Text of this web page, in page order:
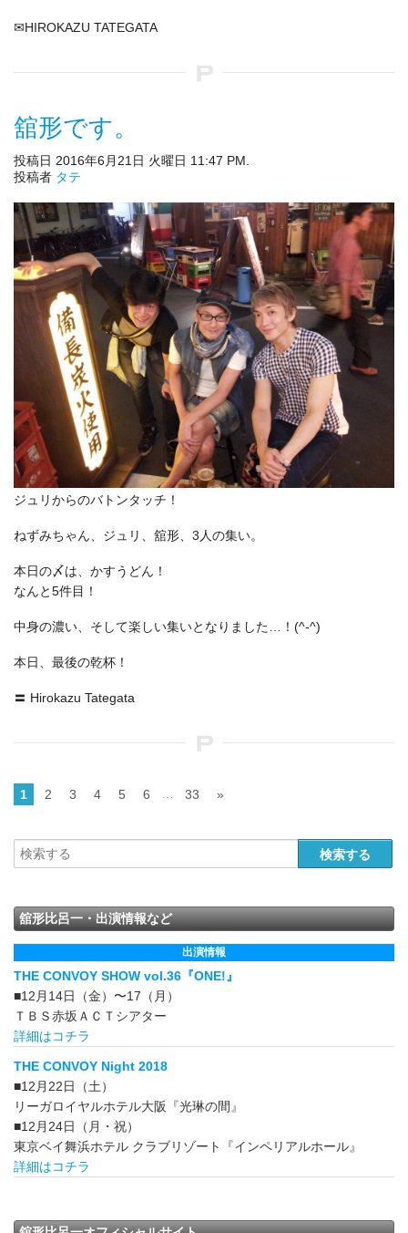
✉HIROKAZU TATEGATA
舘形です。
投稿日 2016年6月21日 火曜日 11:47 PM.
投稿者 タテ
ジュリからのバトンタッチ！
ねずみちゃん、ジュリ、舘形、3人の集い。
本日の〆は、かすうどん！
なんと5件目！
中身の濃い、そして楽しい集いとなりました…！(^-^)
本日、最後の乾杯！
〓 Hirokazu Tategata
1 2 3 4 5 6 … 33 »
舘形比呂一・出演情報など
出演情報
THE CONVOY SHOW vol.36『ONE!』
■12月14日（金）〜17（月）
ＴＢＳ赤坂ＡＣＴシアター
詳細はコチラ
THE CONVOY Night 2018
■12月22日（土）
リーガロイヤルホテル大阪『光琳の間』
■12月24日（月・祝）
東京ベイ舞浜ホテル クラブリゾート『インペリアルホール』
詳細はコチラ